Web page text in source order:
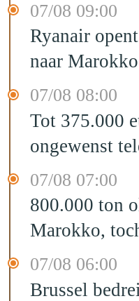
07/08 09:00
Ryanair
naar Marokko
07/08 08:00
Tot 375.000
ongewenst
07/08 07:00
800.000 ton
Marokko,
07/08 06:00
Brussel